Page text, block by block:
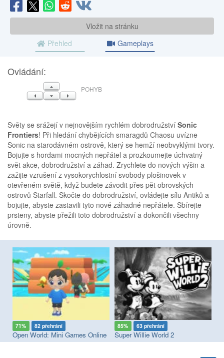
Vložit na stránku
Přehled
Gameplays
Ovládání:
NAHORU
VLEVODOLŮVPRAVO
POHYB
Světy se srážejí v nejnovějším rychlém dobrodružství Sonic
Frontiers! Při hledání chybějících smaragdů Chaosu uvízne
Sonic na starodávném ostrově, který se hemží neobvyklými tvory.
Bojujte s hordami mocných nepřátel a prozkoumejte úchvatný
svět akce, dobrodružství a záhad. Zrychlete do nových výšin a
zažijte vzrušení z vysokorychlostní svobody plošinovek v
otevřeném světě, když budete závodit přes pět obrovských
ostrovů Starfall. Skočte do dobrodružství, ovládejte sílu Antiků a
bojujte, abyste zastavili tyto nové záhadné nepřátele. Sbírejte
prsteny, abyste přežili toto dobrodružství a dokončili všechny
úrovně.
71% 82 přehrání
Open World: Mini Games Online
85% 63 přehrání
Super Willie World 2